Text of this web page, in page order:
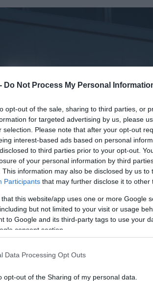
Do Not Process My Personal
opt-out of the sale, sharing to third parties, or
for targeted advertising by us, please
selection. Please note that after your opt-out
interest-based ads based on personal
to third parties prior to your opt-out.
of your personal information by third
This information may also be disclosed by us to
Participants that may further disclose it to other
that this website/app uses one or more Google
but not limited to your visit or usage
to Google and its third-party tags to use your
consent section.
Data Processing Opt Outs
opt-out of the Sharing of my personal data.